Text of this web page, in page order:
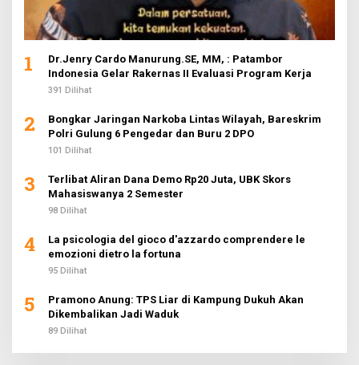
1
Dr.Jenry Cardo Manurung.SE, MM, : Patambor
Indonesia Gelar Rakernas II Evaluasi Program Kerja
391 Dilihat
2
Bongkar Jaringan Narkoba Lintas Wilayah, Bareskrim
Polri Gulung 6 Pengedar dan Buru 2 DPO
101 Dilihat
3
Terlibat Aliran Dana Demo Rp20 Juta, UBK Skors
Mahasiswanya 2 Semester
98 Dilihat
4
La psicologia del gioco d'azzardo comprendere le
emozioni dietro la fortuna
95 Dilihat
5
Pramono Anung: TPS Liar di Kampung Dukuh Akan
Dikembalikan Jadi Waduk
89 Dilihat